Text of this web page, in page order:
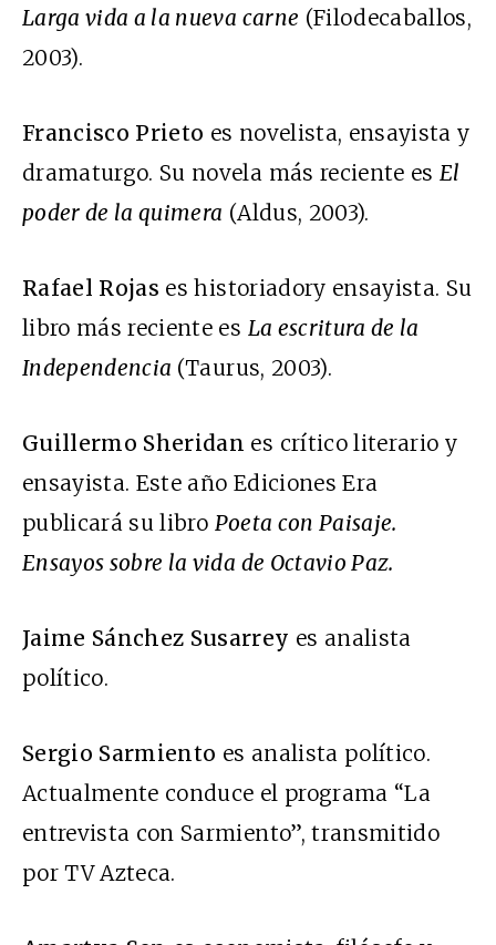
Larga vida a la nueva carne (Filodecaballos,
2003).
Francisco Prieto es novelista, ensayista y
dramaturgo. Su novela más reciente es El
poder de la quimera (Aldus, 2003).
Rafael Rojas es historiadory ensayista. Su
libro más reciente es La escritura de la
Independencia (Taurus, 2003).
Guillermo Sheridan es crítico literario y
ensayista. Este año Ediciones Era
publicará su libro Poeta con Paisaje.
Ensayos sobre la vida de Octavio Paz.
Jaime Sánchez Susarrey es analista
político.
Sergio Sarmiento es analista político.
Actualmente conduce el programa “La
entrevista con Sarmiento”, transmitido
por TV Azteca.